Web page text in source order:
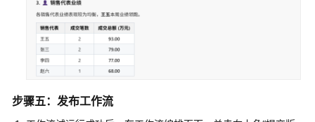
步骤五：发布工作流